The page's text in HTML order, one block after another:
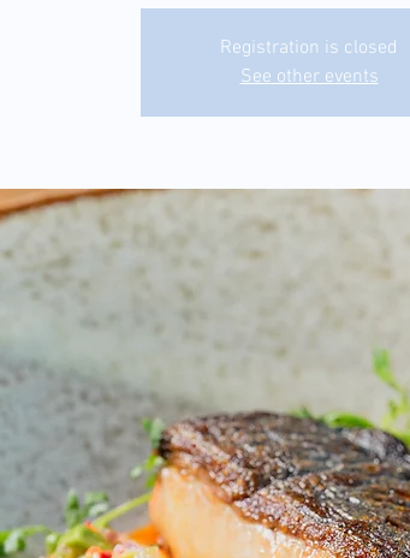
Registration is closed
See other events